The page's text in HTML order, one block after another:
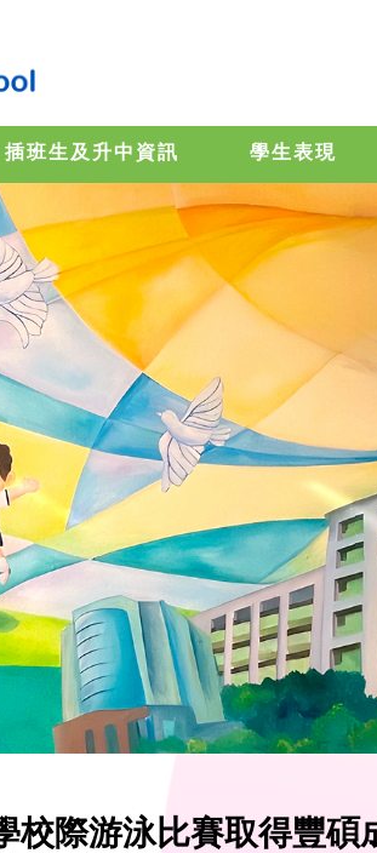
插班生及升中資訊 學生表現
際游泳比賽取得豐碩